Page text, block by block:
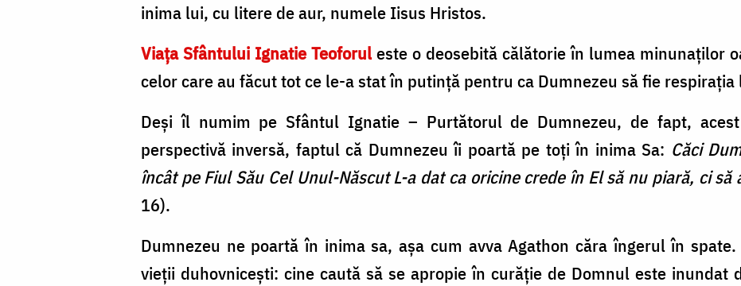
inima lui, cu litere de aur, numele Iisus Hristos.
Viața Sfântului Ignatie Teoforul este o deosebită călătorie în lumea minunaților
celor care au făcut tot ce le-a stat în putință pentru ca Dumnezeu să fie respirația
Deși îl numim pe Sfântul Ignatie – Purtătorul de Dumnezeu, de fapt,
perspectivă inversă, faptul că Dumnezeu îi poartă pe toți în inima Sa: Căci
încât pe Fiul Său Cel Unul-Născut L-a dat ca oricine crede în El să nu piară, ci să
16).
Dumnezeu ne poartă în inima sa, așa cum avva Agathon căra îngerul în
vieții duhovnicești: cine caută să se apropie în curăție de Domnul este inundat